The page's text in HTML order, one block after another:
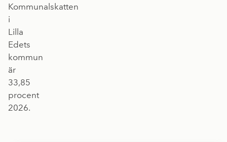
Kommunalskatten
i
Lilla
Edets
kommun
är
33,85
procent
2026.